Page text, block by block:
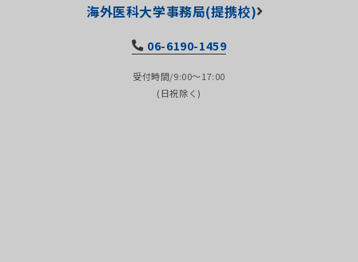
海外医科大学事務局(提携校)
06-6190-1459
受付時間/9:00～17:00
(日祝除く)